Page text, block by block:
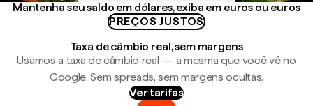
Mantenha seu saldo em dólares, exiba em euros ou euros
PREÇOS JUSTOS
Taxa de câmbio real, sem margens
Usamos a taxa de câmbio real — a mesma que você vê no
Google. Sem spreads, sem margens ocultas.
Ver tarifas